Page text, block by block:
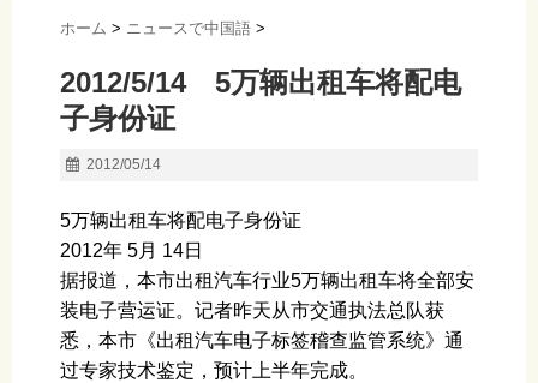
ホーム > ニュースで中国語 >
2012/5/14 5万辆出租车将配电
子身份证
2012/05/14
5万辆出租车将配电子身份证
2012年 5月 14日
据报道，本市出租汽车行业5万辆出租车将全部安
装电子营运证。记者昨天从市交通执法总队获
悉，本市《出租汽车电子标签稽查监管系统》通
过专家技术鉴定，预计上半年完成。